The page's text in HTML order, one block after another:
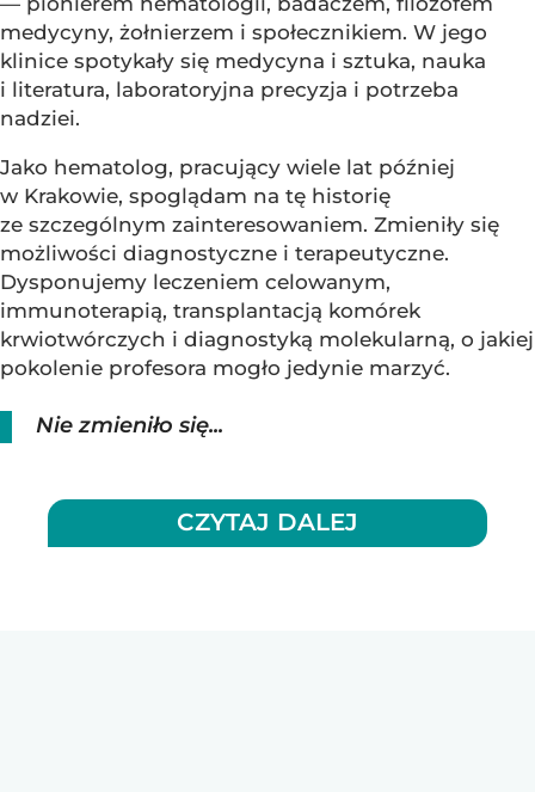
medycyny, żołnierzem i społecznikiem. W jego
klinice spotykały się medycyna i sztuka, nauka
i literatura, laboratoryjna precyzja i potrzeba
nadziei.
Jako hematolog, pracujący wiele lat później
w Krakowie, spoglądam na tę historię
ze szczególnym zainteresowaniem. Zmieniły się
możliwości diagnostyczne i terapeutyczne.
Dysponujemy leczeniem celowanym,
immunoterapią, transplantacją komórek
krwiotwórczych i diagnostyką molekularną, o jakiej
pokolenie profesora mogło jedynie marzyć.
Nie zmieniło się...
CZYTAJ DALEJ